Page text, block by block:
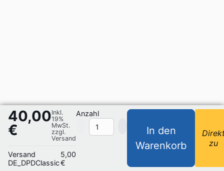
40,00
€
Inkl.
19%
MwSt.
zzgl.
Versand
Versand
DE_DPDClassic
5,00
€
Anzahl
In den
Warenkorb
zu